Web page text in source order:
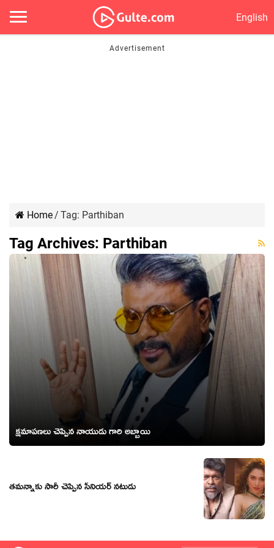
English
Home/ Tag: Parthiban
Tag Archives: Parthiban
క్షమాపణలు చెప్పిన నాయుడు గారి అబ్బాయి
తమన్నాకు సారీ చెప్పిన సీనియర్ నటుడు